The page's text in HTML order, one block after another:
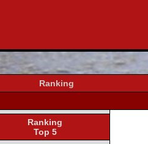
Ranking
Ranking
Top 5